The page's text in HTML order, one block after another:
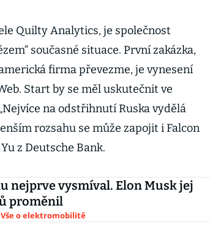
Quilty Analytics, je společnost
současné situace. První zakázka,
firma převezme, je vynesení
Start by se měl uskutečnit ve
na odstřihnutí Ruska vydělá
rozsahu se může zapojit i Falcon
z Deutsche Bank.
nejprve vysmíval. Elon Musk jej
proměnil
o elektromobilitě